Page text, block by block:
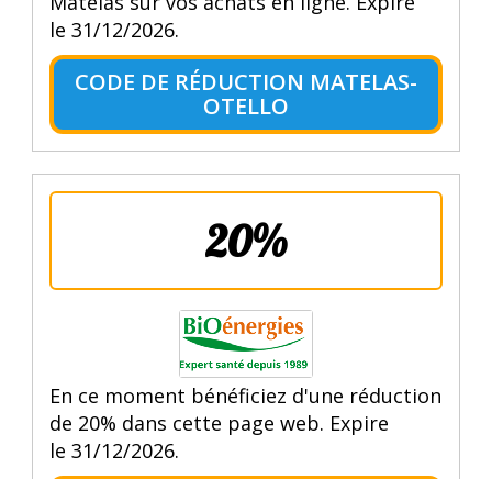
le 31/12/2026.
CODE DE RÉDUCTION MATELAS-
OTELLO
20%
En ce moment bénéficiez d'une réduction
de 20% dans cette page web. Expire
le 31/12/2026.